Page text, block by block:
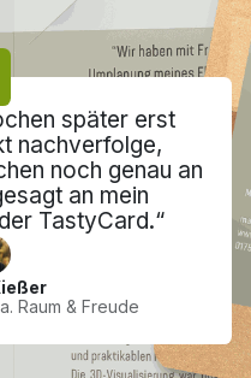
später erst
nachverfolge,
noch genau an
an mein
TastyCard.“
Raum & Freude